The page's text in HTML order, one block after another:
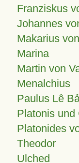
Franziskus
Johannes
Makarius
Marina
Martin von
Menalchius
Paulus Lê
Platonis und
Platonides
Theodor
Ulched